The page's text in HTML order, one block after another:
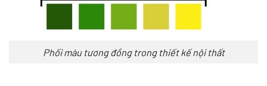
Phối màu tương đồng trong thiết kế nội thất